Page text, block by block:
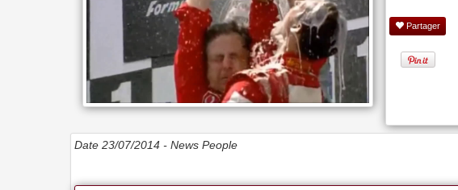
Partager
Date 23/07/2014 - News People